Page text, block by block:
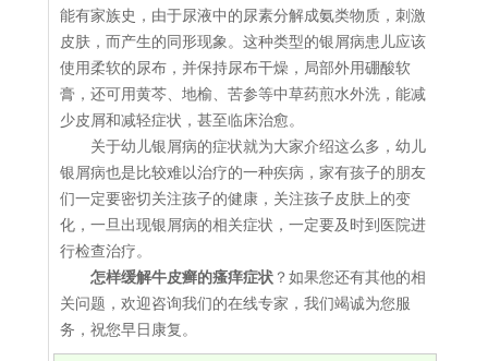
能有家族史，由于尿液中的尿素分解成氨类物质，刺激
皮肤，而产生的同形现象。这种类型的银屑病患儿应该
使用柔软的尿布，并保持尿布干燥，局部外用硼酸软
膏，还可用黄芩、地榆、苦参等中草药煎水外洗，能减
少皮屑和减轻症状，甚至临床治愈。
关于幼儿银屑病的症状就为大家介绍这么多，幼儿
银屑病也是比较难以治疗的一种疾病，家有孩子的朋友
们一定要密切关注孩子的健康，关注孩子皮肤上的变
化，一旦出现银屑病的相关症状，一定要及时到医院进
行检查治疗。
怎样缓解牛皮癣的瘙痒症状 ？如果您还有其他的相
关问题，欢迎咨询我们的在线专家，我们竭诚为您服
务，祝您早日康复。